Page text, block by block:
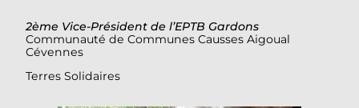
2ème Vice-Président de l’EPTB Gardons
Communauté de Communes Causses Aigoual
Cévennes
Terres Solidaires